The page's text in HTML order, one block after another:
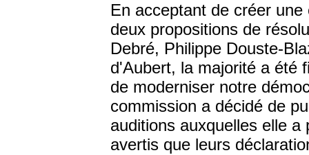
En acceptant de créer
deux propositions de
Debré, Philippe Douste-
d'Aubert, la majorité a été
de moderniser notre
commission a décidé de
auditions auxquelles elle
avertis que leurs